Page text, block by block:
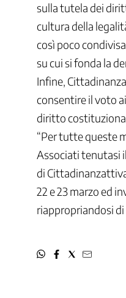
sulla tutela dei
cultura della
così poco
su cui si fonda la
Infine,
consentire il voto
diritto
“Per tutte queste
Associati tenutasi
di
22 e 23 marzo ed
riappropriandosi